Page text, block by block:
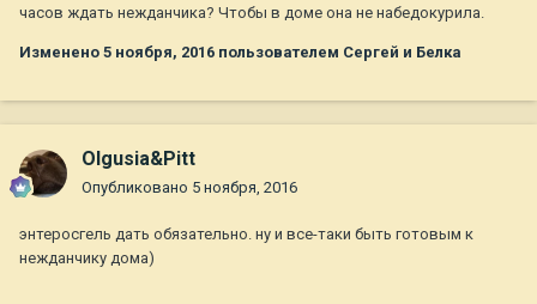
часов ждать нежданчика? Чтобы в доме она не набедокурила.
Изменено 5 ноября, 2016 пользователем Сергей и Белка
Olgusia&Pitt
Опубликовано 5 ноября, 2016
энтеросгель дать обязательно. ну и все-таки быть готовым к
нежданчику дома)